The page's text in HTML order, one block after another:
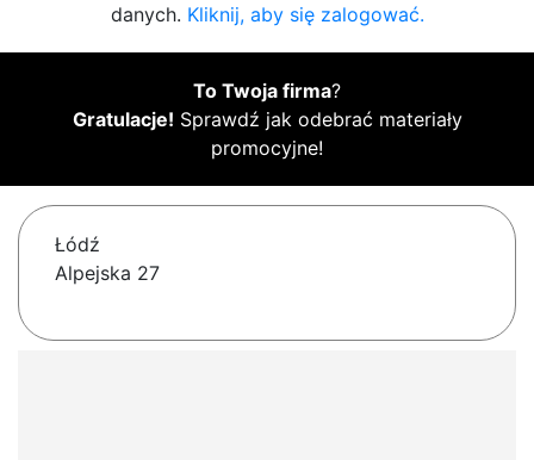
danych. Kliknij, aby się zalogować.
To Twoja firma?
Gratulacje! Sprawdź jak odebrać materiały
promocyjne!
Łódź
Alpejska 27